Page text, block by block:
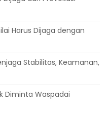
Harus Dijaga dengan
Stabilitas, Keamanan,
Diminta Waspadai